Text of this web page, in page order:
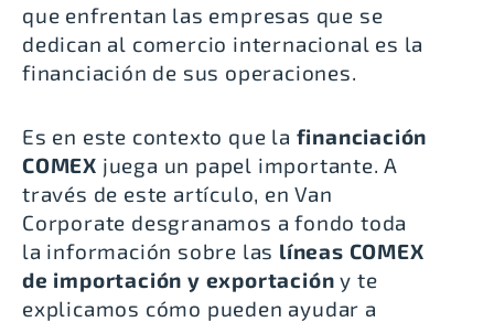
que enfrentan las empresas que se
dedican al comercio internacional es la
financiación de sus operaciones.
Es en este contexto que la financiación
COMEX juega un papel importante. A
través de este artículo, en Van
Corporate desgranamos a fondo toda
la información sobre las líneas COMEX
de importación y exportacióny te
explicamos cómo pueden ayudar a